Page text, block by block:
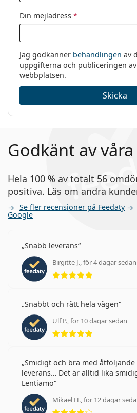
Din mejladress *
Jag godkänner behandlingen av
uppgifterna och publiceringen
webbplatsen.
Skicka
Godkänt av
Hela 100 % av totalt 56
positiva. Läs om andra
Se fler recensioner på Feedaty
Google
Snabb leverans
Birgitte J., för 4 dagar sedan
Betyg 5 av 5
Snabbt och rätt hela vägen
Ulf P., för 10 dagar sedan
Betyg 5 av 5
Smidigt och bra med åtföljande
leverans… Det är alltid lika
Lentiamo
Mikael H., för 12 dagar
Betyg 4 av 5